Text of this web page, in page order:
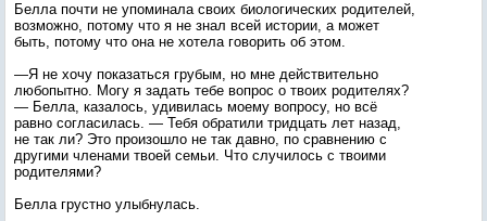
Белла почти не упоминала своих биологических родителей,
возможно, потому что я не знал всей истории, а может
быть, потому что она не хотела говорить об этом.
—Я не хочу показаться грубым, но мне действительно
любопытно. Могу я задать тебе вопрос о твоих родителях?
— Белла, казалось, удивилась моему вопросу, но всё
равно согласилась. — Тебя обратили тридцать лет назад,
не так ли? Это произошло не так давно, по сравнению с
другими членами твоей семьи. Что случилось с твоими
родителями?
Белла грустно улыбнулась.